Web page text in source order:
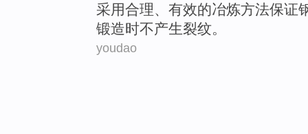
采用合理 有效的冶炼方法保证
锻造时不产生裂纹。
youdao